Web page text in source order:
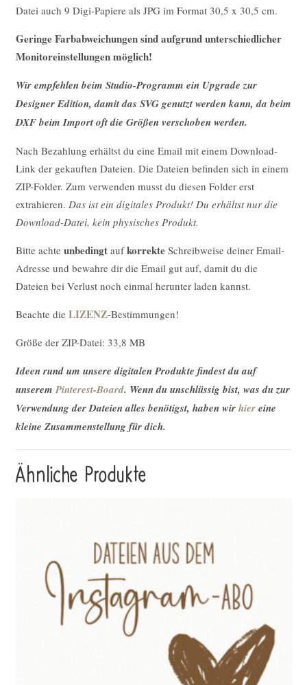
Datei auch 9 Digi-Papiere als JPG im Format 30,5 x 30,5 cm.
Geringe Farbabweichungen sind aufgrund unterschiedlicher
Monitoreinstellungen möglich!
Wir empfehlen beim Studio-Programm ein Upgrade zur
Designer Edition, damit das SVG genutzt werden kann, da beim
DXF beim Import oft die Größen verschoben werden.
Nach Bezahlung erhältst du eine Email mit einem Download-
Link der gekauften Dateien. Die Dateien befinden sich in einem
ZIP-Folder. Zum verwenden musst du diesen Folder erst
extrahieren. Das ist ein digitales Produkt! Du erhältst nur die
Download-Datei, kein physisches Produkt.
Bitte achte unbedingtaufkorrekteSchreibweise deiner Email-
Adresse und bewahre dir die Email gut auf, damit du die
Dateien bei Verlust noch einmal herunter laden kannst.
Beachte die LIZENZ-Bestimmungen!
Größe der ZIP-Datei: 33,8 MB
Ideen rund um unsere digitalen Produkte findest du auf
unserem Pinterest-Board. Wenn du unschlüssig bist, was du zur
Verwendung der Dateien alles benötigst, haben wirhiereine
kleine Zusammenstellung für dich.
Ähnliche Produkte